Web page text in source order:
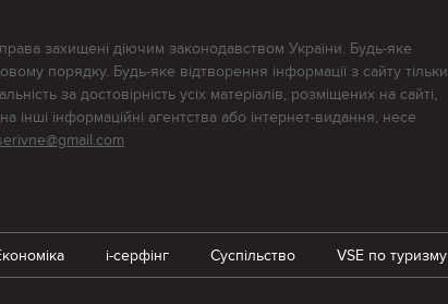
захищені діючим законодавством України. Будь-яке
порядку. Будь-яке відтворення інформації з сайту тільки
за достовірність усіх матеріалів, розміщених на сайті,
інші інформаційні агентства або інтернет-видання, несе
i-серфінг Суспільство VSE по туризму